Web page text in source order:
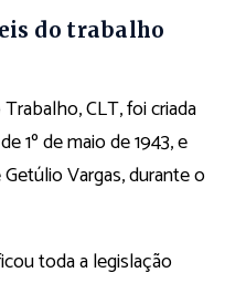
do trabalho
CLT, foi criada
1º de maio de 1943, e
Vargas, durante o
toda a legislação